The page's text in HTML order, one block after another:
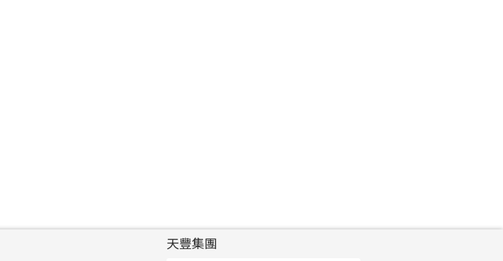
天豐集團